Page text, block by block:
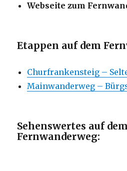
Webseite zum
Etappen auf dem
Churfrankensteig –
Mainwanderweg –
Sehenswertes auf dem
Fernwanderweg: